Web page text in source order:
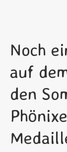
Noch
auf
den